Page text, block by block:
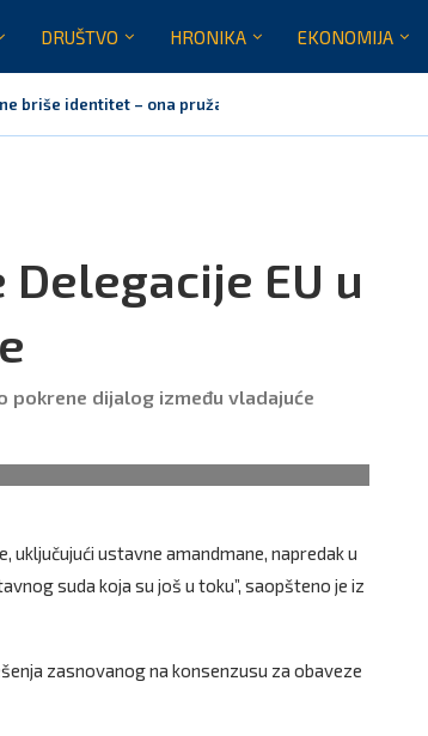
DRUŠTVO HRONIKA EKONOMIJA
briše identitet – ona pruža...
EU u
pokrene dijalog između vladajuće
ustavne amandmane, napredak u
suda koja su još u toku”, saopšteno je iz
zasnovanog na konsenzusu za obaveze